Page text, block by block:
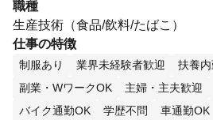
職種
生産技術（食品/飲料/たばこ）
仕事の特徴
制服あり 業界未経験者歓迎 扶養
副業・WワークOK
主婦・主夫歓迎
バイク通勤OK
学歴不問 車通勤OK